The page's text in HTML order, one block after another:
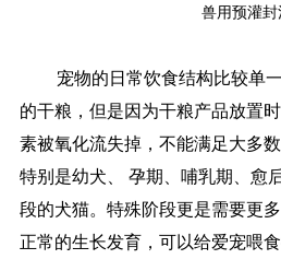
兽用预灌封
宠物的日常饮食结构比较单
的干粮，但是因为干粮产品放置
素被氧化流失掉，不能满足大多
特别是幼犬、 孕期、哺乳期、愈
段的犬猫。特殊阶段更是需要更
正常的生长发育，可以给爱宠喂